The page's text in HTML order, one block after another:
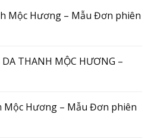
Mộc Hương – Mẫu Đơn phiên
THANH MỘC HƯƠNG –
Mộc Hương – Mẫu Đơn phiên